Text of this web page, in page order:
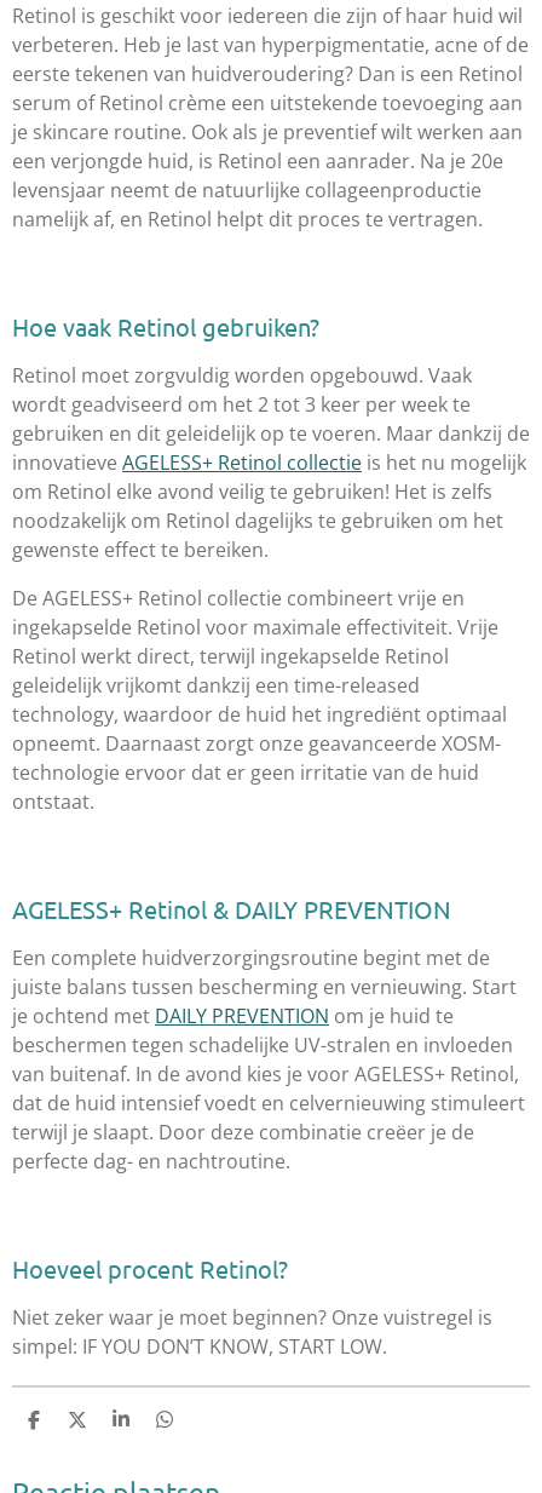
Retinol is geschikt voor iedereen die zijn of haar huid wil
verbeteren. Heb je last van hyperpigmentatie, acne of de
eerste tekenen van huidveroudering? Dan is een Retinol
serum of Retinol crème een uitstekende toevoeging aan
je skincare routine. Ook als je preventief wilt werken aan
een verjongde huid, is Retinol een aanrader. Na je 20e
levensjaar neemt de natuurlijke collageenproductie
namelijk af, en Retinol helpt dit proces te vertragen.
Hoe vaak Retinol gebruiken?
Retinol moet zorgvuldig worden opgebouwd. Vaak
wordt geadviseerd om het 2 tot 3 keer per week te
gebruiken en dit geleidelijk op te voeren. Maar dankzij de
innovatieve AGELESS+ Retinol collectie is het nu mogelijk
om Retinol elke avond veilig te gebruiken! Het is zelfs
noodzakelijk om Retinol dagelijks te gebruiken om het
gewenste effect te bereiken.
De AGELESS+ Retinol collectie combineert vrije en
ingekapselde Retinol voor maximale effectiviteit. Vrije
Retinol werkt direct, terwijl ingekapselde Retinol
geleidelijk vrijkomt dankzij een time-released
technology, waardoor de huid het ingrediënt optimaal
opneemt. Daarnaast zorgt onze geavanceerde XOSM-
technologie ervoor dat er geen irritatie van de huid
ontstaat.
AGELESS+ Retinol & DAILY PREVENTION
Een complete huidverzorgingsroutine begint met de
juiste balans tussen bescherming en vernieuwing. Start
je ochtend met DAILY PREVENTION om je huid te
beschermen tegen schadelijke UV-stralen en invloeden
van buitenaf. In de avond kies je voor AGELESS+ Retinol,
dat de huid intensief voedt en celvernieuwing stimuleert
terwijl je slaapt. Door deze combinatie creëer je de
perfecte dag- en nachtroutine.
Hoeveel procent Retinol?
Niet zeker waar je moet beginnen? Onze vuistregel is
simpel: IF YOU DON’T KNOW, START LOW.
D
e
D
l
S
r
D
e